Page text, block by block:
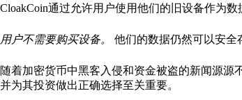
CloakCoin通过允许用户使用他们的旧设备作为
用户不需要购买设备。 他们的数据仍然可以安全
随着加密货币中黑客入侵和资金被盗的新闻源
并为其投资做出正确选择至关重要。